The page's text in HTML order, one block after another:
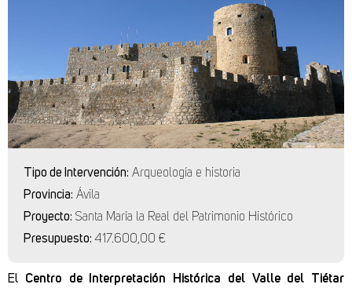
Tipo de Intervención: Arqueología e historia
Provincia: Ávila
Proyecto: Santa María la Real del Patrimonio Histórico
Presupuesto: 417.600,00 €
El Centro de Interpretación Histórica del Valle del Tiétar